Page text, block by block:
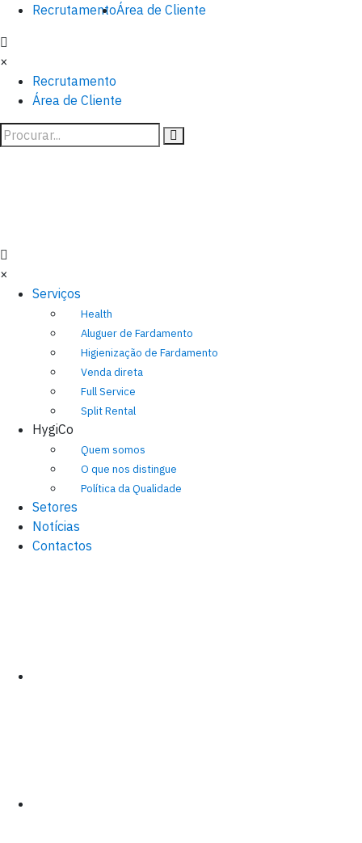
RecrutamentoÁrea de Cliente
×
Recrutamento
Área de Cliente
×
Serviços
Health
Aluguer de Fardamento
Higienização de Fardamento
Venda direta
Full Service
Split Rental
HygiCo
Quem somos
O que nos distingue
Política da Qualidade
Setores
Notícias
Contactos